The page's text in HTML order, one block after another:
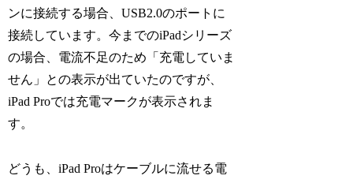
ンに接続する場合、USB2.0のポートに
接続しています。今までのiPadシリーズ
の場合、電流不足のため「充電していま
せん」との表示が出ていたのですが、
iPad Proでは充電マークが表示されま
す。
どうも、iPad Proはケーブルに流せる電